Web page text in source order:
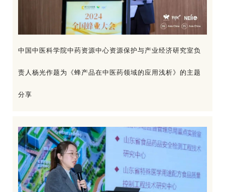
中国中医科学院中药资源中心资源保护与产业经济研究室负
责人杨光作题为《蜂产品在中医药领域的应用浅析》的主题
分享